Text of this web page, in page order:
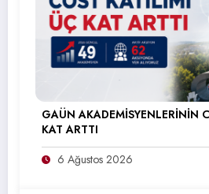
GAÜN AKADEMİSYENLERİNİN
KAT ARTTI
6 Ağustos 2026